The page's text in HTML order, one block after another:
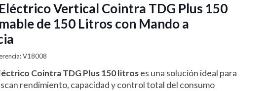
Vertical Cointra TDG Plus 150
de 150 Litros con Mando a
V18008
Cointra TDG Plus 150 litroses una solución ideal para
rendimiento, capacidad y control total del consumo